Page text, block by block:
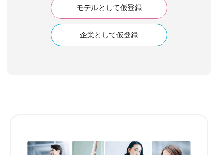
モデルとして仮登録
企業として仮登録